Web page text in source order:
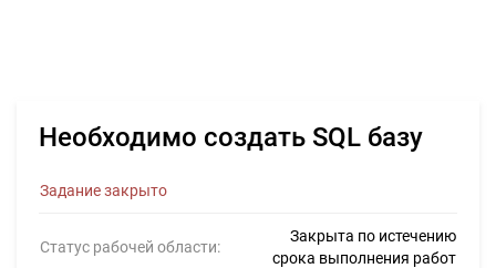
Необходимо создать SQL базу
Задание закрыто
Статус рабочей области:
Закрыта по истечению
срока выполнения работ